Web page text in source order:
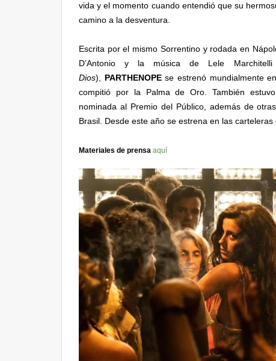
vida y el momento cuando entendió que su
camino a la desventura.
Escrita por el mismo Sorrentino y rodada en
D’Antonio y la música de Lele
Dios), PARTHENOPEse estrenó mundialmente
compitió por la Palma de Oro. También
nominada al Premio del Público, además de
Brasil. Desde este año se estrena en las
Materiales de prensa aquí